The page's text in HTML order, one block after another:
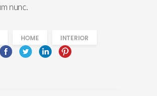
nunc.
HOME INTERIOR